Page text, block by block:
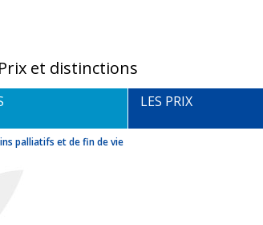
/Prix et distinctions
LES PRIX
palliatifs et de fin de vie